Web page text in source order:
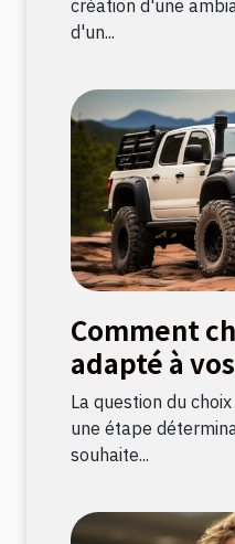
création d'une
d'un...
Comment
adapté à
bricolage
La question du
une étape
souhaite...